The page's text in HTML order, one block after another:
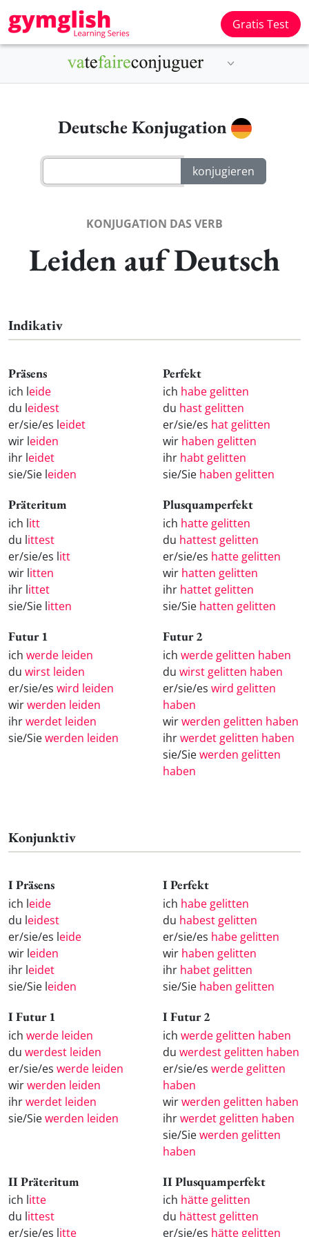
Gratis Test
Deutsche Konjugation
KONJUGATION DAS VERB
Leiden auf Deutsch
Indikativ
Präsens
ich leide
du leidest
er/sie/es leidet
wir leiden
ihr leidet
sie/Sie leiden
Perfekt
ich habe gelitten
du hast gelitten
er/sie/es hat gelitten
wir haben gelitten
ihr habt gelitten
sie/Sie haben gelitten
Präteritum
ich litt
du littest
er/sie/es litt
wir litten
ihr littet
sie/Sie litten
Plusquamperfekt
ich hatte gelitten
du hattest gelitten
er/sie/es hatte gelitten
wir hatten gelitten
ihr hattet gelitten
sie/Sie hatten gelitten
Futur 1
ich werde leiden
du wirst leiden
er/sie/es wird leiden
wirwerden leiden
ihrwerdet leiden
sie/Siewerden leiden
Futur 2
ich werde gelitten haben
du wirst gelitten haben
er/sie/es wird gelitten
haben
wirwerden gelitten haben
ihrwerdet gelitten haben
sie/Siewerden gelitten
haben
Konjunktiv
I Präsens
ich leide
du leidest
er/sie/es leide
wir leiden
ihr leidet
sie/Sie leiden
I Perfekt
ich habe gelitten
du habest gelitten
er/sie/es habe gelitten
wir haben gelitten
ihr habet gelitten
sie/Sie haben gelitten
I Futur 1
ich werde leiden
du werdest leiden
er/sie/es werde leiden
wirwerden leiden
ihrwerdet leiden
sie/Siewerden leiden
I Futur 2
ich werde gelitten haben
du werdest gelitten haben
er/sie/es werde gelitten
haben
wirwerden gelitten haben
ihrwerdet gelitten haben
sie/Siewerden gelitten
haben
II Präteritum
ich litte
du littest
er/sie/es litte
II Plusquamperfekt
ich hätte gelitten
du hättest gelitten
er/sie/es hätte gelitten